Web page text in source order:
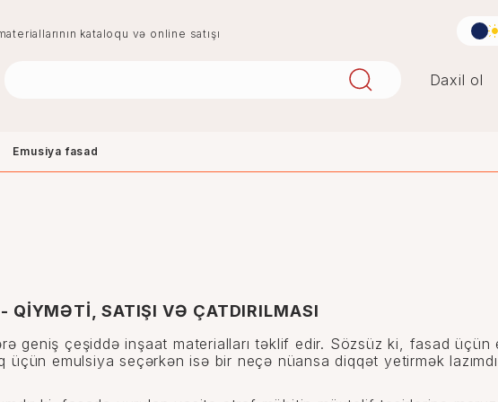
kataloqu və online satışı
Daxil ol
Emusiya fasad
- QİYMƏTİ, SATIŞI VƏ ÇATDIRILMASI
geniş çeşiddə inşaat materialları təklif edir. Sözsüz ki, fasad üçün
üçün emulsiya seçərkən isə bir neçə nüansa diqqət yetirmək